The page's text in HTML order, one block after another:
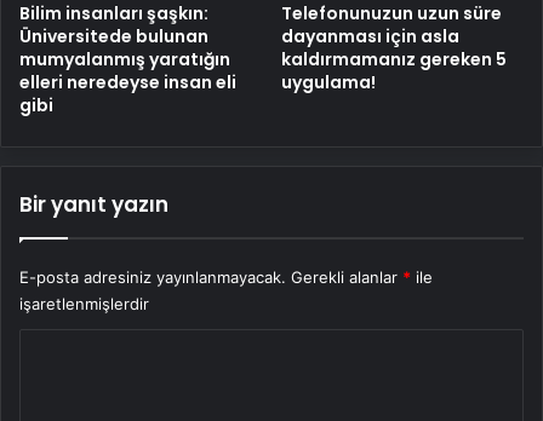
Bilim insanları şaşkın:
Üniversitede bulunan
mumyalanmış yaratığın
elleri neredeyse insan eli
gibi
Telefonunuzun uzun süre
dayanması için asla
kaldırmamanız gereken 5
uygulama!
Bir yanıt yazın
E-posta adresiniz yayınlanmayacak. Gerekli alanlar * ile
işaretlenmişlerdir